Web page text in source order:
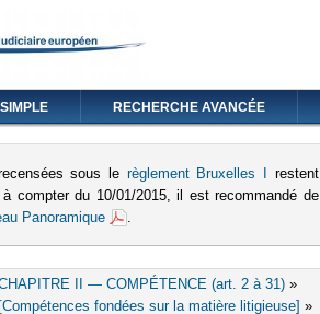
RECHERCHE AVANCÉE
sous le règlement Bruxelles I
restent
à compter du 10/01/2015, il est recommandé de
Panoramique .
II — COMPÉTENCE (art. 2 à 31) »
fondées sur la matière litigieuse] »